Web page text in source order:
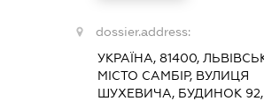
dossier.address:
УКРАЇНА, 81400,
МІСТО САМБІР, ВУЛИЦЯ
ШУХЕВИЧА, БУДИНОК 92,